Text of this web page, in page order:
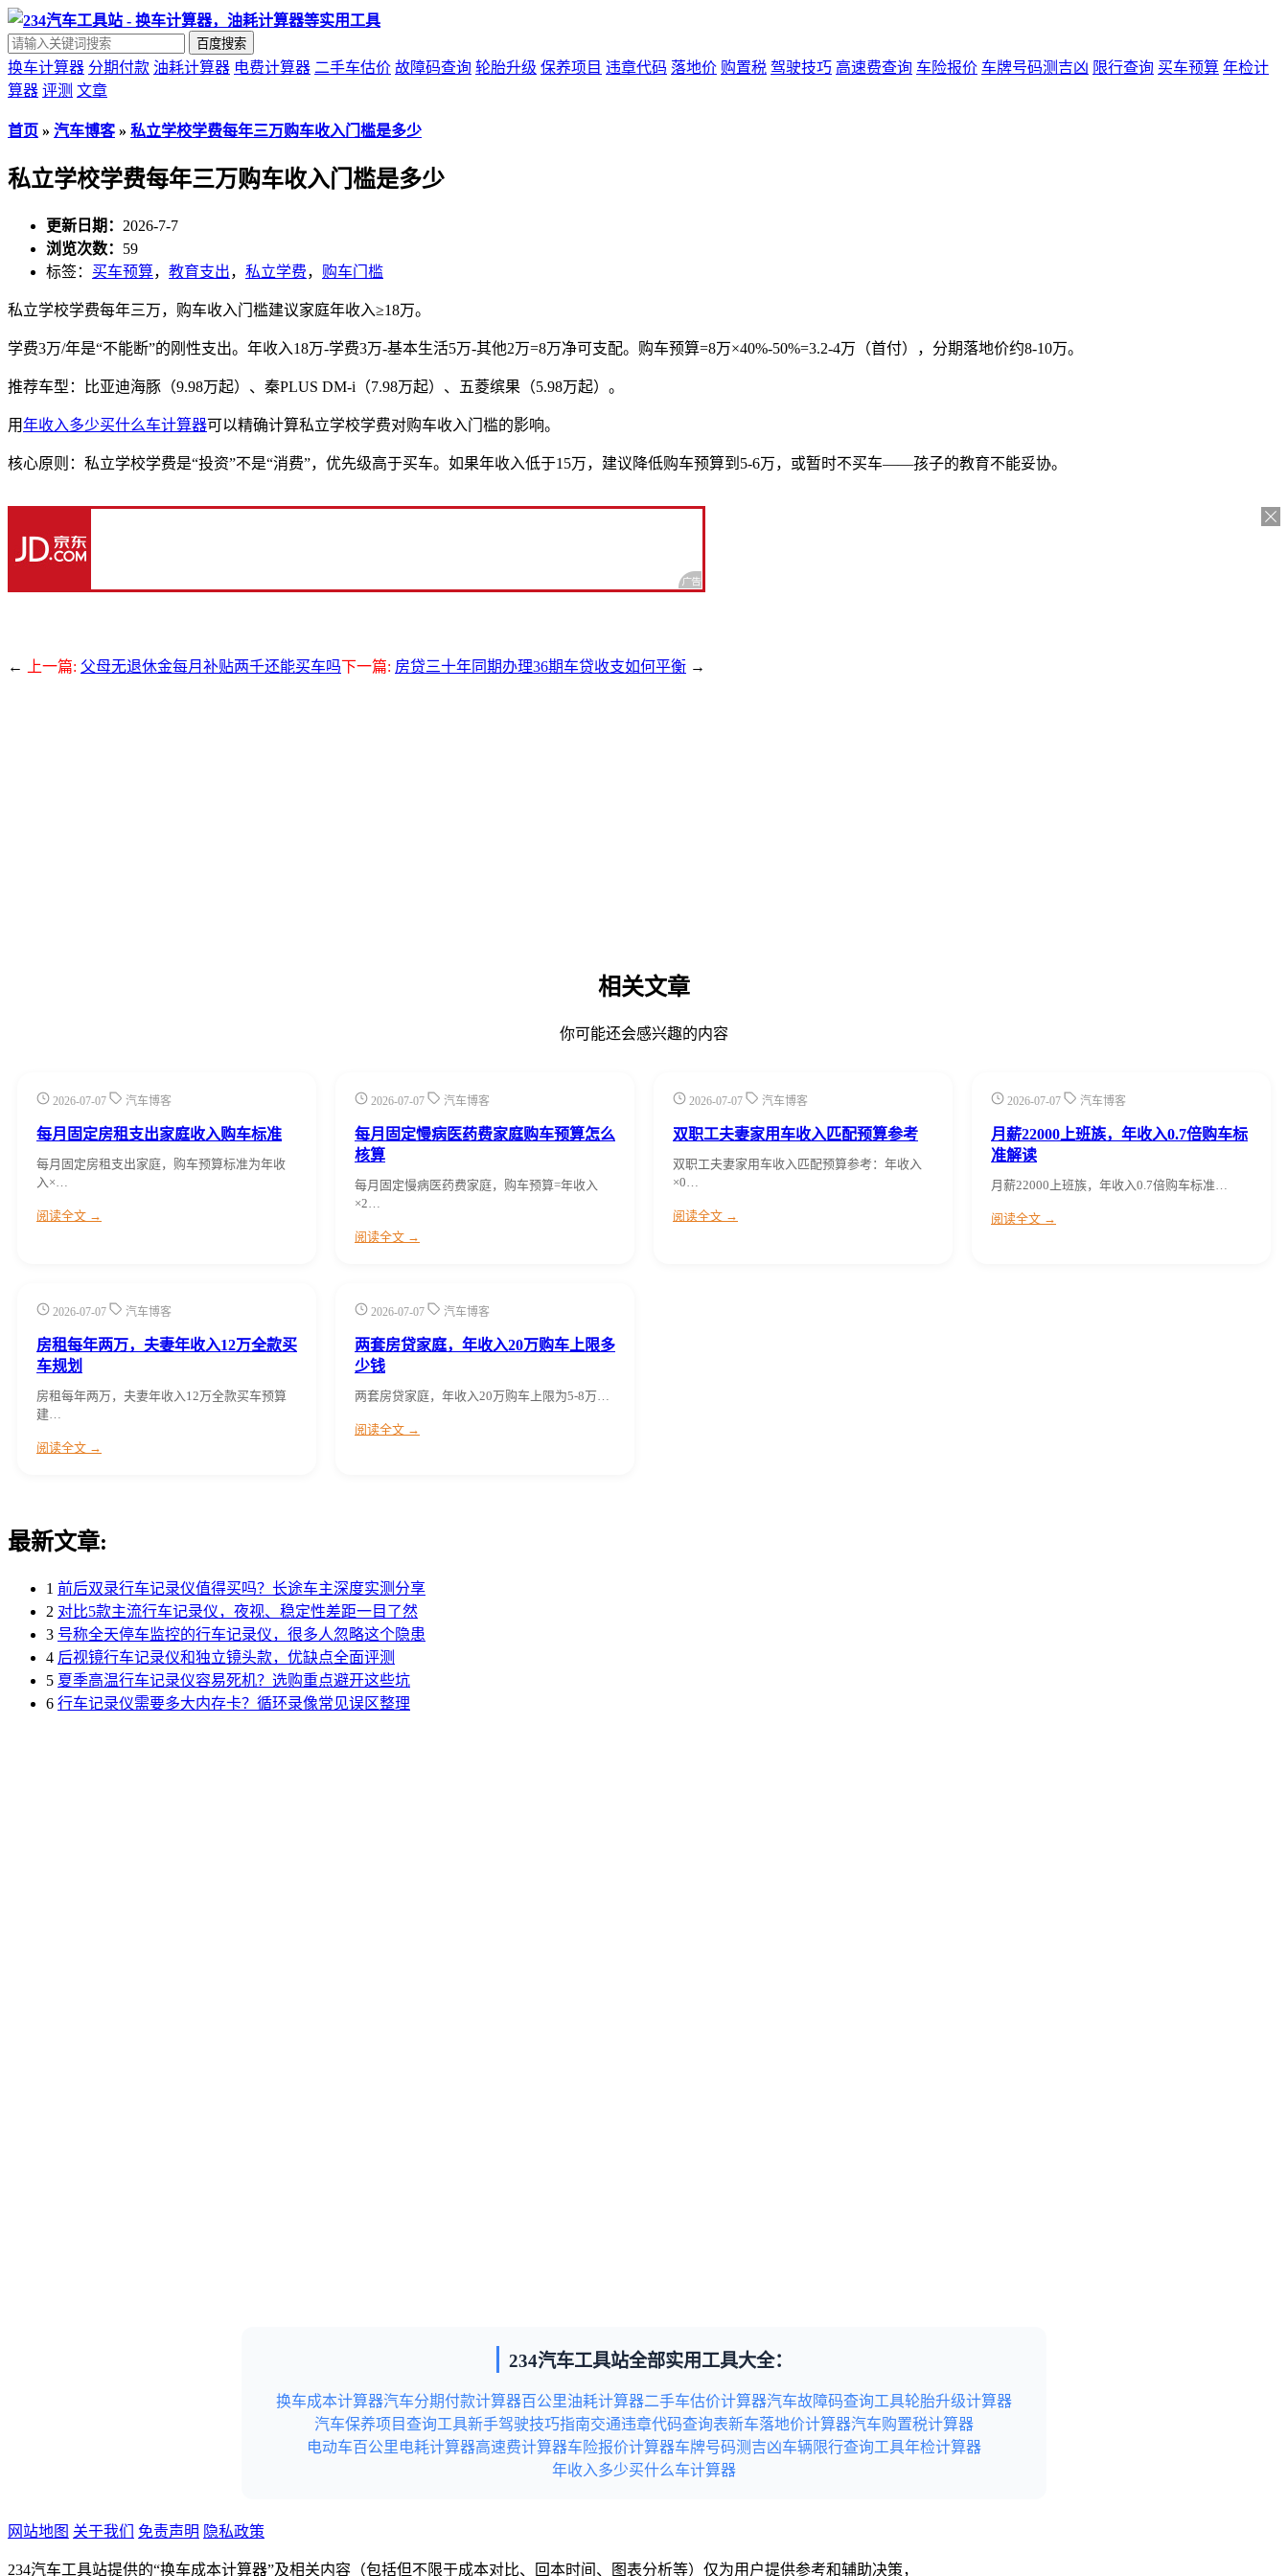
百度搜索
换车计算器 分期付款 油耗计算器 电费计算器 二手车估价 故障码查询 轮胎升级 保养项目 违章代码 落地价 购置税 驾驶技巧 高速费查询 车险报价 车牌号码测吉凶 限行查询 买车预算 年检计
算器 评测 文章
首页 » 汽车博客» 私立学校学费每年三万购车收入门槛是多少
私立学校学费每年三万购车收入门槛是多少
更新日期： 2026-7-7
浏览次数： 59
标签： 买车预算， 教育支出， 私立学费， 购车门槛
私立学校学费每年三万，购车收入门槛建议家庭年收入≥18万。
学费3万/年是“不能断”的刚性支出。年收入18万-学费3万-基本生活5万-其他2万=8万净可支配。购车预算=8万×40%-50%=3.2-4万（首付），分期落地价约8-10万。
推荐车型：比亚迪海豚（9.98万起）、秦PLUS DM-i（7.98万起）、五菱缤果（5.98万起）。
用年收入多少买什么车计算器可以精确计算私立学校学费对购车收入门槛的影响。
核心原则：私立学校学费是“投资”不是“消费”，优先级高于买车。如果年收入低于15万，建议降低购车预算到5-6万，或暂时不买车——孩子的教育不能妥协。
← 上一篇: 父母无退休金每月补贴两千还能买车吗下一篇: 房贷三十年同期办理36期车贷收支如何平衡 →
相关文章
你可能还会感兴趣的内容
2026-07-07 汽车博客
每月固定房租支出家庭收入购车标准
每月固定房租支出家庭，购车预算标准为年收
入×…
阅读全文 →
2026-07-07 汽车博客
每月固定慢病医药费家庭购车预算怎么
核算
每月固定慢病医药费家庭，购车预算=年收入
×2…
阅读全文 →
2026-07-07 汽车博客
双职工夫妻家用车收入匹配预算参考
双职工夫妻家用车收入匹配预算参考：年收入
×0…
阅读全文 →
2026-07-07 汽车博客
月薪22000上班族，年收入0.7倍购车标
准解读
月薪22000上班族，年收入0.7倍购车标准…
阅读全文 →
2026-07-07 汽车博客
房租每年两万，夫妻年收入12万全款买
车规划
房租每年两万，夫妻年收入12万全款买车预算
建…
阅读全文 →
2026-07-07 汽车博客
两套房贷家庭，年收入20万购车上限多
少钱
两套房贷家庭，年收入20万购车上限为5-8万…
阅读全文 →
最新文章:
1 前后双录行车记录仪值得买吗？长途车主深度实测分享
2 对比5款主流行车记录仪，夜视、稳定性差距一目了然
3 号称全天停车监控的行车记录仪，很多人忽略这个隐患
4 后视镜行车记录仪和独立镜头款，优缺点全面评测
5 夏季高温行车记录仪容易死机？选购重点避开这些坑
6 行车记录仪需要多大内存卡？循环录像常见误区整理
234汽车工具站全部实用工具大全：
换车成本计算器汽车分期付款计算器百公里油耗计算器二手车估价计算器汽车故障码查询工具轮胎升级计算器
汽车保养项目查询工具新手驾驶技巧指南交通违章代码查询表新车落地价计算器汽车购置税计算器
电动车百公里电耗计算器高速费计算器车险报价计算器车牌号码测吉凶车辆限行查询工具年检计算器
年收入多少买什么车计算器
网站地图 关于我们 免责声明 隐私政策
234汽车工具站提供的“换车成本计算器”及相关内容（包括但不限于成本对比、回本时间、图表分析等）仅为用户提供参考和辅助决策，